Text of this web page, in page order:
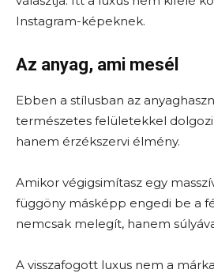
Instagram-képeknek.
Az anyag, ami mesél
Ebben a stílusban az
természetes felületekkel
hanem érzékszervi élmény.
Amikor végigsimítasz egy
függöny másképp engedi be a
nemcsak melegít, hanem
A visszafogott luxus nem a